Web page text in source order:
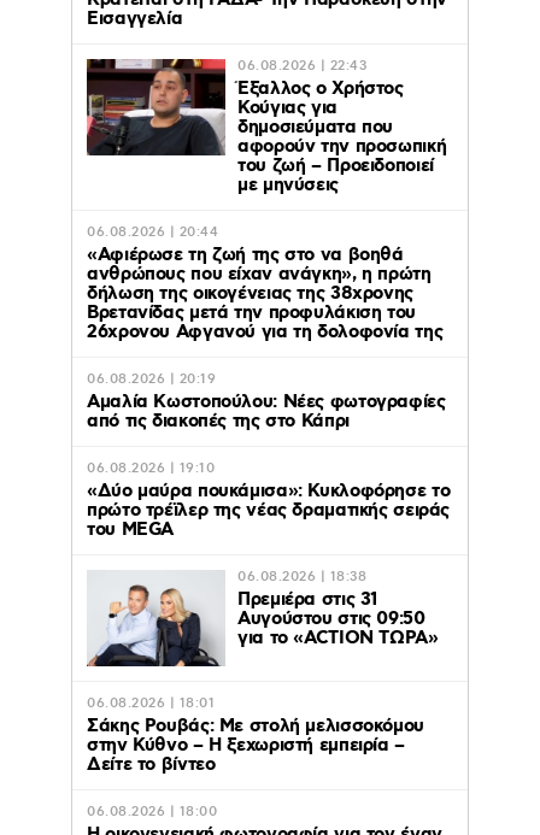
Εισαγγελία
06.08.2026 | 22:43
Έξαλλος ο Χρήστος
Κούγιας για
δημοσιεύματα που
αφορούν την προσωπική
του ζωή – Προειδοποιεί
με μηνύσεις
06.08.2026 | 20:44
«Αφιέρωσε τη ζωή της στο να βοηθά
ανθρώπους που είχαν ανάγκη», η πρώτη
δήλωση της οικογένειας της 38χρονης
Βρετανίδας μετά την προφυλάκιση του
26χρονου Αφγανού για τη δολοφονία της
06.08.2026 | 20:19
Αμαλία Κωστοπούλου: Νέες φωτογραφίες
από τις διακοπές της στο Κάπρι
06.08.2026 | 19:10
«Δύο μαύρα πουκάμισα»: Κυκλοφόρησε το
πρώτο τρέϊλερ της νέας δραματικής σειράς
του MEGA
06.08.2026 | 18:38
Πρεμιέρα στις 31
Αυγούστου στις 09:50
για το «ACTION ΤΩΡΑ»
06.08.2026 | 18:01
Σάκης Ρουβάς: Με στολή μελισσοκόμου
στην Κύθνο – Η ξεχωριστή εμπειρία –
Δείτε το βίντεο
06.08.2026 | 18:00